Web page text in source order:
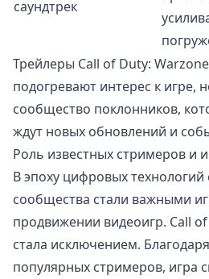
саундтрек
Трейлеры Call of Duty:
подогревают интерес к игре,
сообщество поклонников,
ждут новых обновлений и
Роль известных стримеров и
В эпоху цифровых
сообщества стали важными
продвижении видеоигр. Call
стала исключением.
популярных стримеров, игра